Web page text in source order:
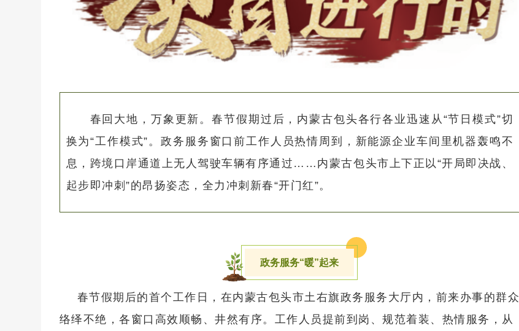
春回大地，万象更新。春节假期过后，内蒙古包头各行各业迅速从“节日模式”切
换为“工作模式”。政务服务窗口前工作人员热情周到，新能源企业车间里机器轰鸣不
息，跨境口岸通道上无人驾驶车辆有序通过……内蒙古包头市上下正以“开局即决战、
起步即冲刺”的昂扬姿态，全力冲刺新春“开门红”。
政务服务“暖”起来
春节假期后的首个工作日，在内蒙古包头市土右旗政务服务大厅内，前来办事的群众
络绎不绝，各窗口高效顺畅、井然有序。工作人员提前到岗、规范着装、热情服务，从